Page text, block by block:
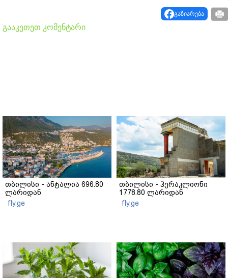
გაზიარება
გააკეთეთ კომენტარი
თბილისი - ანტალია 696.80
ლარიდან
fly.ge
თბილისი - ჰერაკლიონი
1778.80 ლარიდან
fly.ge